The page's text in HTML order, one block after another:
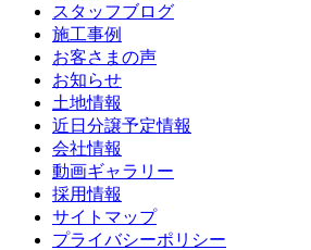
スタッフブログ
施工事例
お客さまの声
お知らせ
土地情報
近日分譲予定情報
会社情報
動画ギャラリー
採用情報
サイトマップ
プライバシーポリシー